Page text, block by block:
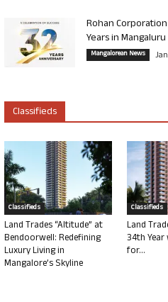
Rohan
Years in
Mangalorean News
Classifieds
Classifieds
Land Trades “Altitude” at
Bendoorwell: Redefining
Luxury Living in
Mangalore’s Skyline
Classifieds
Land
34th
for...